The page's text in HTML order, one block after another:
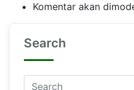
Komentar akan
Search